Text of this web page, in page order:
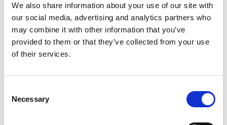
We also share information about your use of our site with
our social media, advertising and analytics partners who
may combine it with other information that you’ve
provided to them or that they’ve collected from your use
of their services.
Selection
Necessary
Zahraniční obchod Itálie – ČR v pololetí převýšil